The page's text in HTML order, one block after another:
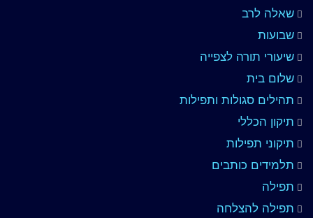
שאלה לרב
שבועות
שיעורי תורה לצפייה
שלום בית
תהילים סגולות ותפילות
תיקון הכללי
תיקוני תפילות
תלמידים כותבים
תפילה
תפילה להצלחה